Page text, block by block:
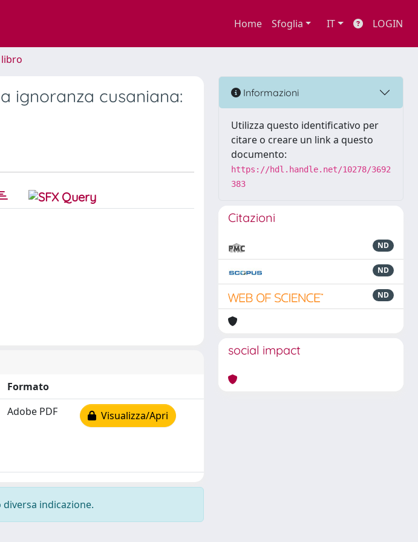
Home Sfoglia IT LOGIN
ignoranza cusaniana:
Formato
Adobe PDF Visualizza/Apri
indicazione.
Informazioni
Utilizza questo identificativo per
citare o creare un link a questo
documento:
https://hdl.handle.net/10278/3692
383
Citazioni
ND
ND
ND
social impact